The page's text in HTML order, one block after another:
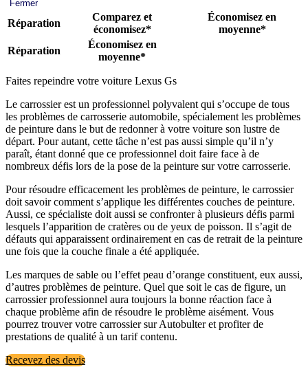
Fermer
Réparation
Comparez et
économisez*
Économisez en
moyenne*
Réparation
Économisez en
moyenne*
Faites repeindre votre voiture Lexus Gs
Le carrossier est un professionnel polyvalent qui s’occupe de tous
les problèmes de carrosserie automobile, spécialement les problèmes
de peinture dans le but de redonner à votre voiture son lustre de
départ. Pour autant, cette tâche n’est pas aussi simple qu’il n’y
paraît, étant donné que ce professionnel doit faire face à de
nombreux défis lors de la pose de la peinture sur votre carrosserie.
Pour résoudre efficacement les problèmes de peinture, le carrossier
doit savoir comment s’applique les différentes couches de peinture.
Aussi, ce spécialiste doit aussi se confronter à plusieurs défis parmi
lesquels l’apparition de cratères ou de yeux de poisson. Il s’agit de
défauts qui apparaissent ordinairement en cas de retrait de la peinture
une fois que la couche finale a été appliquée.
Les marques de sable ou l’effet peau d’orange constituent, eux aussi,
d’autres problèmes de peinture. Quel que soit le cas de figure, un
carrossier professionnel aura toujours la bonne réaction face à
chaque problème afin de résoudre le problème aisément. Vous
pourrez trouver votre carrossier sur Autobulter et profiter de
prestations de qualité à un tarif contenu.
Recevez des devis